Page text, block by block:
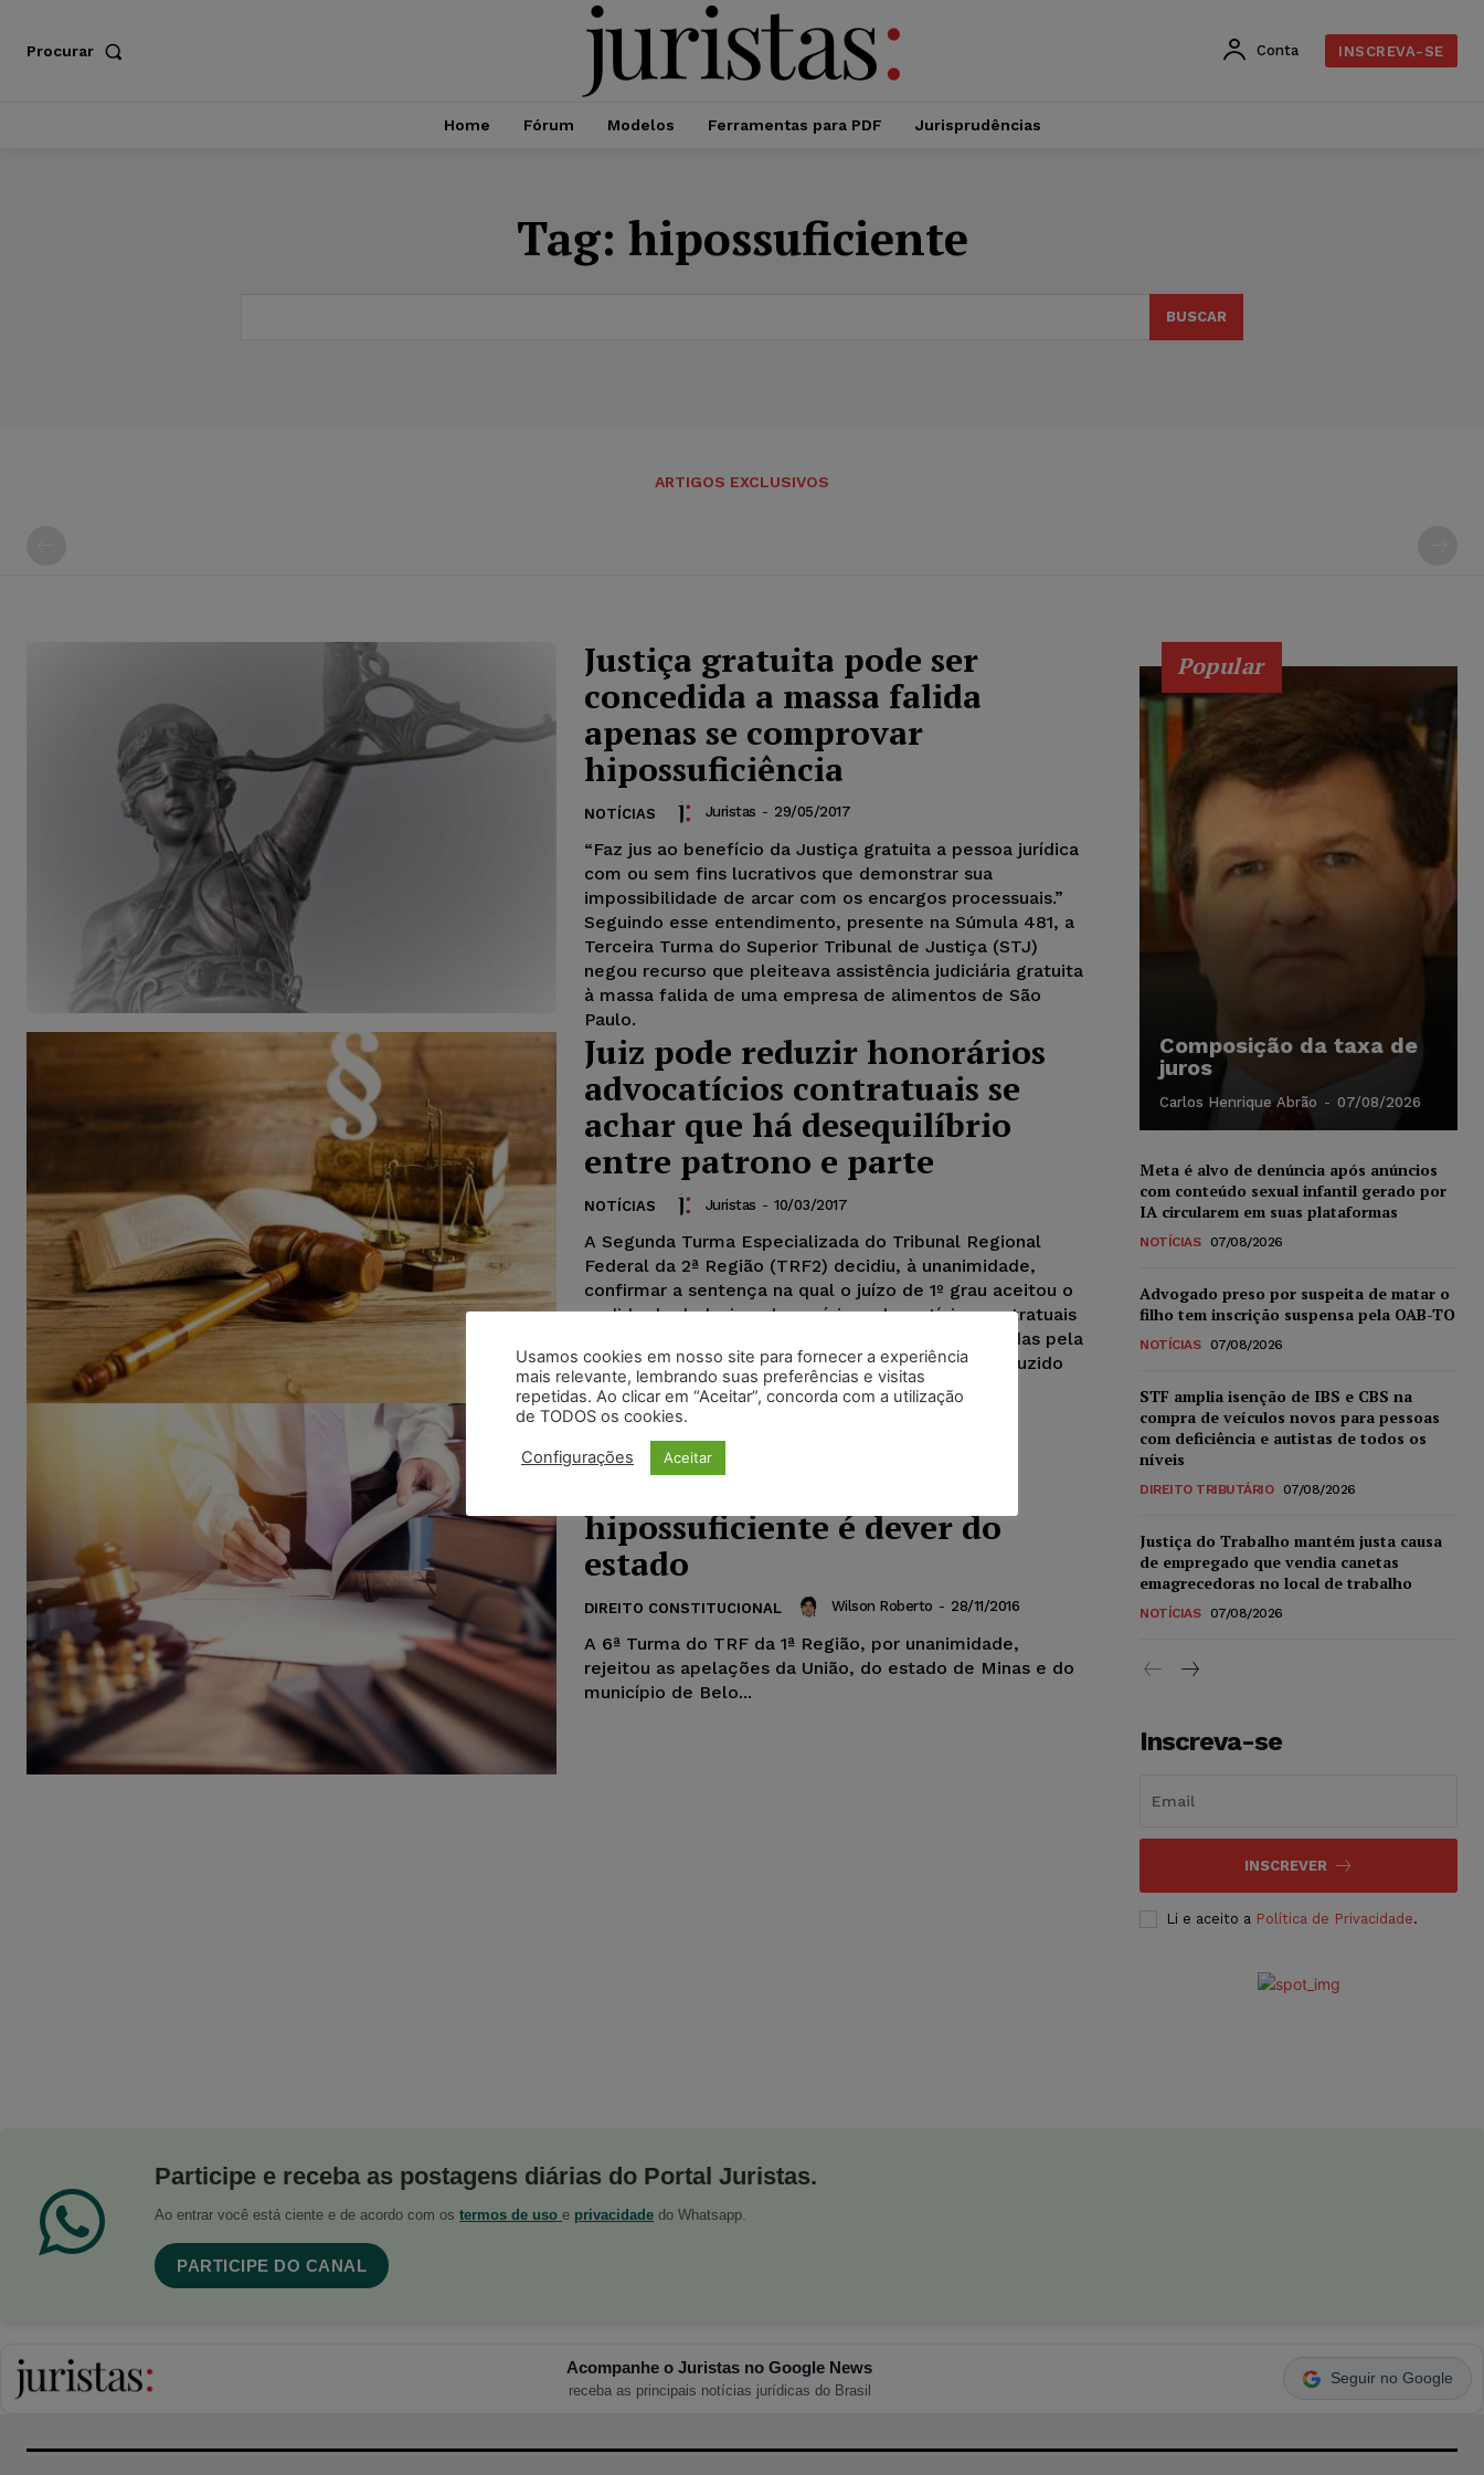
Procurar Conta INSCREVA-SE
Home Fórum Modelos Ferramentas para PDF Jurisprudências
Tag: hipossuficiente
BUSCAR
ARTIGOS EXCLUSIVOS
Justiça gratuita pode ser
concedida a massa falida
apenas se comprovar
hipossuficiência
NOTÍCIAS Juristas - 29/05/2017
“Faz jus ao benefício da Justiça gratuita a pessoa jurídica
com ou sem fins lucrativos que demonstrar sua
impossibilidade de arcar com os encargos processuais.”
Seguindo esse entendimento, presente na Súmula 481, a
Terceira Turma do Superior Tribunal de Justiça (STJ)
negou recurso que pleiteava assistência judiciária gratuita
à massa falida de uma empresa de alimentos de São
Paulo.
Juiz pode reduzir honorários
advocatícios contratuais se
achar que há desequilíbrio
entre patrono e parte
NOTÍCIAS Juristas - 10/03/2017
A Segunda Turma Especializada do Tribunal Regional
Federal da 2ª Região (TRF2) decidiu, à unanimidade,
confirmar a sentença na qual o juízo de 1º grau aceitou o
pedido de deduzir os honorários advocatícios contratuais
diretamente das verbas principais a serem recebidas pela
autora, E.N.B., mas reduziu o percentual a ser deduzido
de 35% para 30%.
Tratamento de saúde para
hipossuficiente é dever do
estado
DIREITO CONSTITUCIONAL Wilson Roberto - 28/11/2016
A 6ª Turma do TRF da 1ª Região, por unanimidade,
rejeitou as apelações da União, do estado de Minas e do
município de Belo...
Popular
Composição da taxa de
juros
Carlos Henrique Abrão - 07/08/2026
Meta é alvo de denúncia após anúncios
com conteúdo sexual infantil gerado por
IA circularem em suas plataformas
NOTÍCIAS 07/08/2026
Advogado preso por suspeita de matar o
filho tem inscrição suspensa pela OAB-TO
NOTÍCIAS 07/08/2026
STF amplia isenção de IBS e CBS na
compra de veículos novos para pessoas
com deficiência e autistas de todos os
níveis
DIREITO TRIBUTÁRIO 07/08/2026
Justiça do Trabalho mantém justa causa
de empregado que vendia canetas
emagrecedoras no local de trabalho
NOTÍCIAS 07/08/2026
Inscreva-se
INSCREVER
Li e aceito a Política de Privacidade.
Participe e receba as postagens diárias do Portal Juristas.
Ao entrar você está ciente e de acordo com os termos de uso e privacidade do Whatsapp.
PARTICIPE DO CANAL
Acompanhe o Juristas no Google News
receba as principais notícias jurídicas do Brasil
Seguir no Google
Usamos cookies em nosso site para fornecer a experiência
mais relevante, lembrando suas preferências e visitas
repetidas. Ao clicar em “Aceitar”, concorda com a utilização
de TODOS os cookies.
Configurações Aceitar